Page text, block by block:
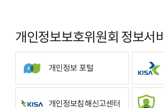
개인정보보호위원회 정보서
개인정보 포털
개인정보침해신고센터